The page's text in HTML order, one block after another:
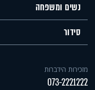
נשים ומשפחה
סידור
מזכירות הידברות
073-2221222